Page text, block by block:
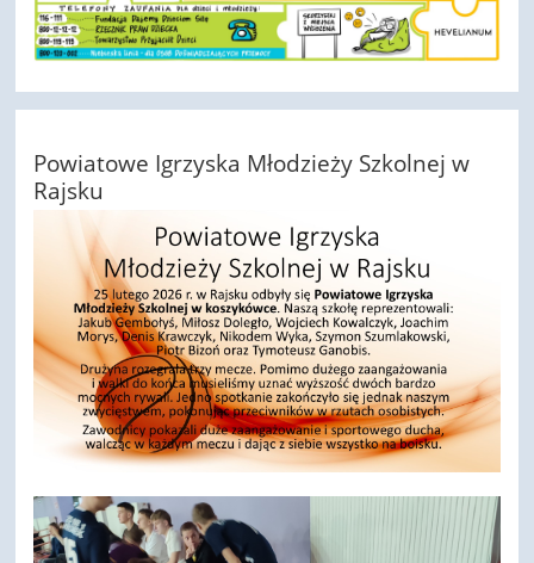
Powiatowe Igrzyska Młodzieży Szkolnej w
Rajsku